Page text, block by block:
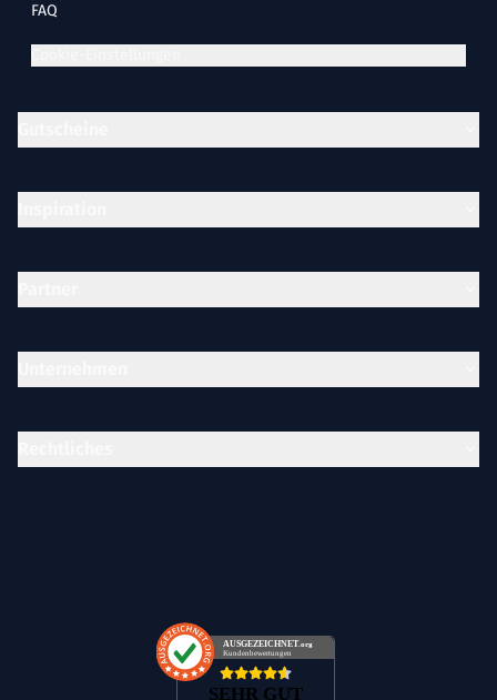
AUSGEZEICHNET .org
Kundenbewertungen
SEHR GUT
FAQ